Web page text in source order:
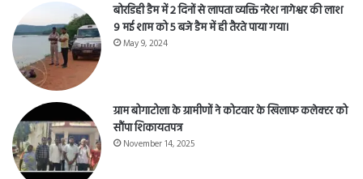
बोरडिही डैम में 2 दिनों से लापता व्यक्ति नरेश नागेश्वर की लाश
9 मई शाम को 5 बजे डैम में ही तैरते पाया गया।
May 9, 2024
ग्राम बोगाटोला के ग्रामीणों ने कोटवार के खिलाफ कलेक्टर को
सौंपा शिकायतपत्र
November 14, 2025